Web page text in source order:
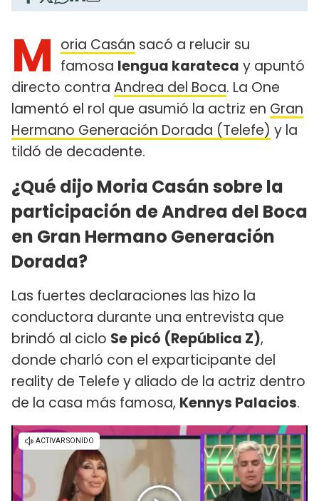
M oria Casán sacó a relucir su
famosa lengua karateca y apuntó
directo contra Andrea del Boca. La One
lamentó el rol que asumió la actriz en Gran
Hermano Generación Dorada (Telefe) y la
tildó de decadente.
¿Qué dijo Moria Casán sobre la
participación de Andrea del Boca
en Gran Hermano Generación
Dorada?
Las fuertes declaraciones las hizo la
conductora durante una entrevista que
brindó al ciclo Se picó (República Z),
donde charló con el exparticipante del
reality de Telefe y aliado de la actriz dentro
de la casa más famosa, Kennys Palacios.